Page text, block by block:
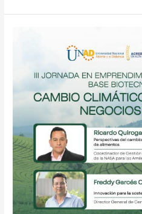
emprendimiento
innovacion
UNAD.